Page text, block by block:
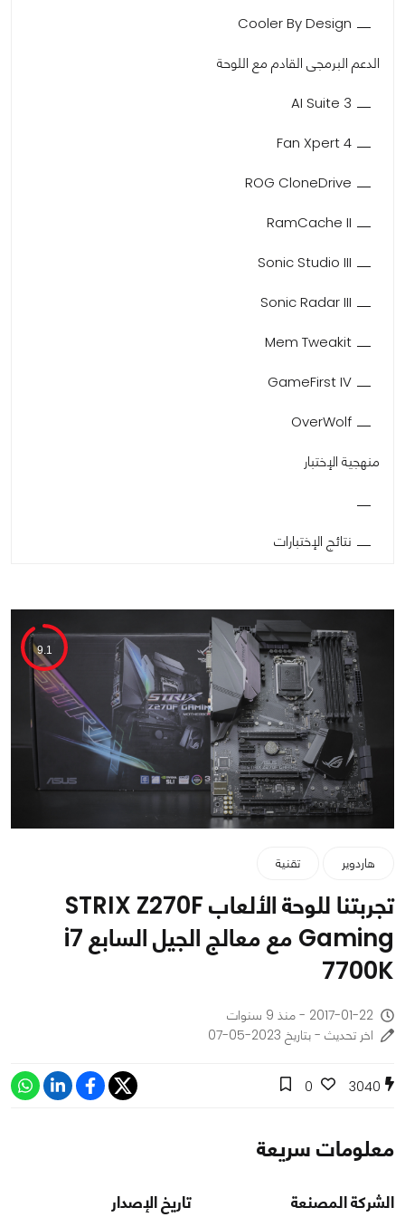
Cooler By Design
الدعم البرمجى القادم مع اللوحة
AI Suite 3
Fan Xpert 4
ROG CloneDrive
RamCache II
Sonic Studio III
Sonic Radar III
Mem Tweakit
GameFirst IV
OverWolf
منهجية الإختبار
نتائج الإختبارات
9.1
هاردوير تقنية
تجربتنا للوحة الألعاب STRIX Z270F
Gaming مع معالج الجيل السابع i7
7700K
2017-01-22 - منذ 9 سنوات
اخر تحديث - بتاريخ 2023-05-07
3040
0
معلومات سريعة
الشركة المصنعة تاريخ الإصدار